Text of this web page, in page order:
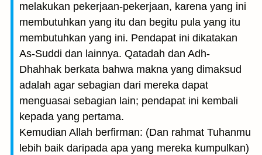
melakukan pekerjaan-pekerjaan, karena yang ini
membutuhkan yang itu dan begitu pula yang itu
membutuhkan yang ini. Pendapat ini dikatakan
As-Suddi dan lainnya. Qatadah dan Adh-
Dhahhak berkata bahwa makna yang dimaksud
adalah agar sebagian dari mereka dapat
menguasai sebagian lain; pendapat ini kembali
kepada yang pertama.
Kemudian Allah berfirman: (Dan rahmat Tuhanmu
lebih baik daripada apa yang mereka kumpulkan)